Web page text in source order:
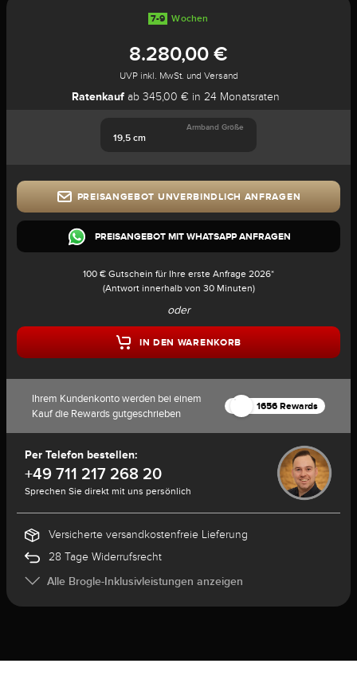
7-9 Wochen
8.280,00 €
UVP inkl. MwSt. und Versand
Ratenkaufab 345,00 € in 24 Monatsraten
19,5 cm
Armband Größe
PREISANGEBOT UNVERBINDLICH ANFRAGEN
PREISANGEBOT MIT WHATSAPP ANFRAGEN
100 € Gutschein für Ihre erste Anfrage 2026*
(Antwort innerhalb von 30 Minuten)
oder
IN DEN WARENKORB
Ihrem Kundenkonto werden bei einem
Kauf die Rewards gutgeschrieben
1656 Rewards
Per Telefon bestellen:
+49 711 217 268 20
Sprechen Sie direkt mit uns persönlich
Versicherte versandkostenfreie Lieferung
28 Tage Widerrufsrecht
Alle Brogle-Inklusivleistungen anzeigen